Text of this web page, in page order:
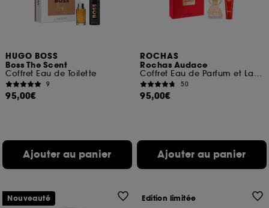
HUGO BOSS
Boss The Scent
Coffret Eau de Toilette
9
95,00€
Ajouter au panier
ROCHAS
Rochas Audace
Coffret Eau de Parfum et Lait Corps
50
95,00€
Ajouter au panier
Nouveauté Edition limitée